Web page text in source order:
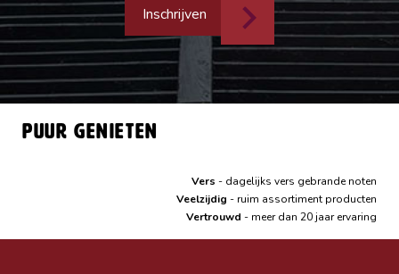
Inschrijven
Puur genieten
Vers - dagelijks vers gebrande noten
Veelzijdig - ruim assortiment producten
Vertrouwd - meer dan 20 jaar ervaring